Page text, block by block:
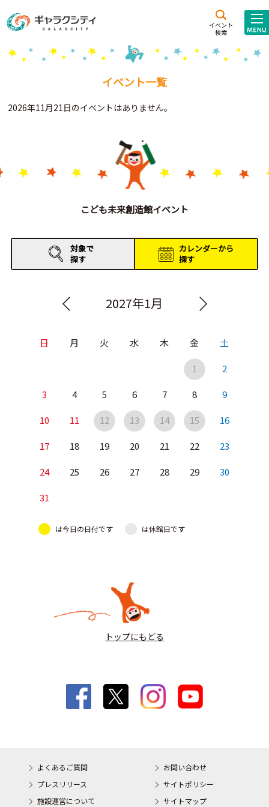
イベント
検索
施設案内
こども
西新井
施設･
Gがくえん
お知らせ
イベントレポート
イベント一覧
2026年11月21日のイベントはありません。
こども未来創造館イベント
対象で
探す
カレンダーから
探す
2027年1月
日 月 火 水 木 金 土
1 2
3 4 5 6 7 8 9
10 11 12 13 14 15 16
17 18 19 20 21 22 23
24 25 26 27 28 29 30
31
は今日の日付です は休館日です
トップにもどる
よくあるご質問
お問い合わせ
プレスリリース
サイトポリシー
施設運営について
サイトマップ